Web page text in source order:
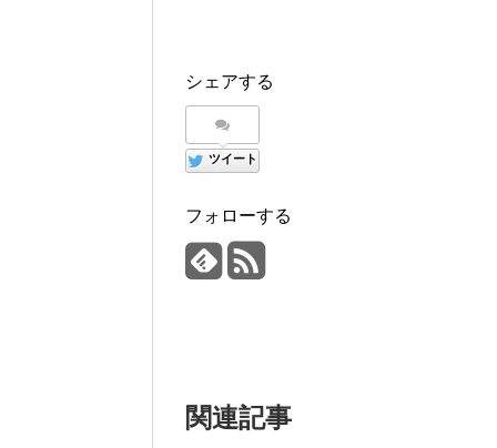
シェアする
ツイート
フォローする
関連記事